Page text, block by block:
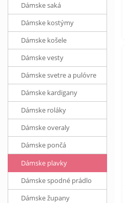
Dámske saká
Dámske kostýmy
Dámske košele
Dámske vesty
Dámske svetre a pulóvre
Dámske kardigany
Dámske roláky
Dámske overaly
Dámske pončá
Dámske plavky
Dámske spodné prádlo
Dámske župany